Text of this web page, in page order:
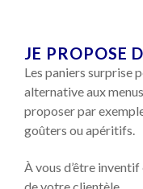
JE PROPOSE
Les paniers surprise
alternative aux
proposer par
goûters ou apéritifs.
À vous d’être